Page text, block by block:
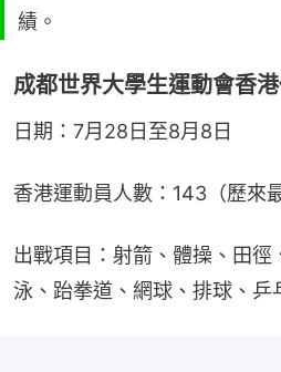
績。
成都世界大學生運動會香
日期：7月28日至8月8日
香港運動員人數：143（歷來最
出戰項目：射箭、體操、田徑
泳、跆拳道、網球、排球、乒